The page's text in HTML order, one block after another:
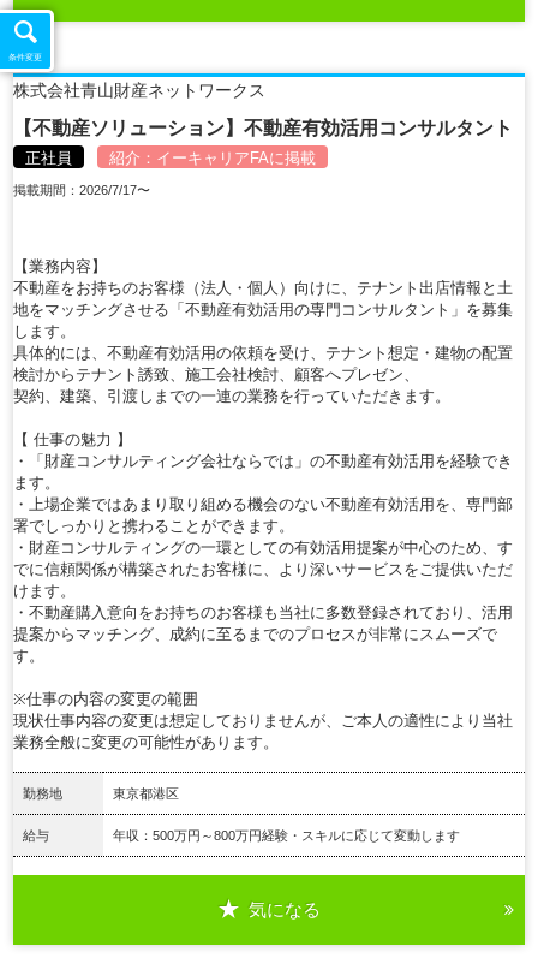
株式会社青山財産ネットワークス
【不動産ソリューション】不動産有効活用コンサルタント
正社員 紹介： イーキャリアFAに掲載
掲載期間：2026/7/17〜
【業務内容】
不動産をお持ちのお客様（法人・個人）向けに、テナント出店情報と土
地をマッチングさせる「不動産有効活用の専門コンサルタント」を募集
します。
具体的には、不動産有効活用の依頼を受け、テナント想定・建物の配置
検討からテナント誘致、施工会社検討、顧客へプレゼン、
契約、建築、引渡しまでの一連の業務を行っていただきます。
【 仕事の魅力 】
・「財産コンサルティング会社ならでは」の不動産有効活用を経験でき
ます。
・上場企業ではあまり取り組める機会のない不動産有効活用を、専門部
署でしっかりと携わることができます。
・財産コンサルティングの一環としての有効活用提案が中心のため、す
でに信頼関係が構築されたお客様に、より深いサービスをご提供いただ
けます。
・不動産購入意向をお持ちのお客様も当社に多数登録されており、活用
提案からマッチング、成約に至るまでのプロセスが非常にスムーズで
す。
※仕事の内容の変更の範囲
現状仕事内容の変更は想定しておりませんが、ご本人の適性により当社
業務全般に変更の可能性があります。
勤務地 東京都港区
給与 年収：500万円～800万円経験・スキルに応じて変動します
気になる
条件変更